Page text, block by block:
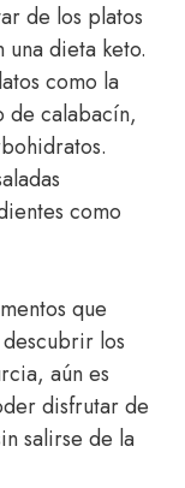
de los platos
dieta keto.
como la
de calabacín,
como
que
los
aún es
disfrutar de
salirse de la